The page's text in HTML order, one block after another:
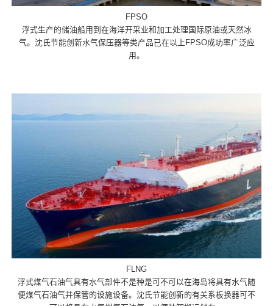
FPSO
浮式生产的储油船用到在海洋开采业和加工处理国际原油或天然冰
气。沈氏节能创新水气保压器等类产品已在以上FPSO成功率广泛应
用。
FLNG
浮式煤气石油气具有水气部件不是种是可不可以在海岛将具有水气随
便煤气石油气并保管的设施设备。沈氏节能创新的有关系板换器可不